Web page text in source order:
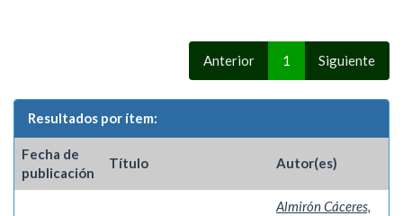
Anterior 1 Siguiente
Resultados por ítem:
Fecha de
publicación
Título Autor(es)
Almirón Cáceres,